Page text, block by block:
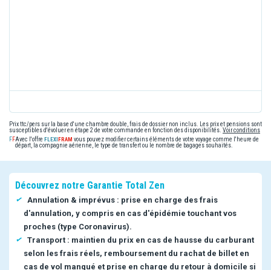
Prix ttc/pers sur la base d'une chambre double, frais de dossier non inclus. Les prix et pensions sont
susceptibles d'évoluer en étape 2 de votre commande en fonction des disponibilités. Voir conditions
Avec l'offre
vous pouvez modifier certains éléments de votre voyage comme l'heure de
départ, la compagnie aérienne, le type de transfert ou le nombre de bagages souhaités.
Découvrez notre Garantie Total Zen
Annulation & imprévus : prise en charge des frais
d'annulation, y compris en cas d'épidémie touchant vos
proches (type Coronavirus).
Transport : maintien du prix en cas de hausse du carburant
selon les frais réels, remboursement du rachat de billet en
cas de vol manqué et prise en charge du retour à domicile si